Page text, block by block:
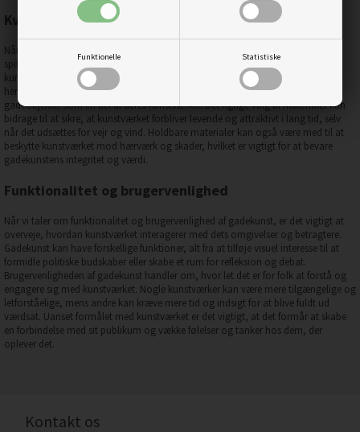
Funktionelle Statistiske
Kvaliteten af materialer i produktionen
Når det kommer til kvaliteten af materialer brugt i produktionen af gadekunst,
spiller valget af materialer en afgørende rolle i holdbarheden og udseendet af
kunstværket. Gadekunstnere kan vælge mellem en række forskellige materialer,
herunder spraymaling, akrylmaling, stencils, affaldsmaterialer og endda
gadeobjekter som en del af deres kunstværker. Det rigtige valg af materialer kan
bidrage til at sikre, at kunstværket forbliver levende og attraktivt i lang tid, selv
når det udsættes for vejr og vind. Holdbare materialer kan også være med til at
beskytte kunstværket mod hærværk og skader, hvilket er vigtigt for at bevare
gadekunstens integritet og værdi.
Funktionalitet og brugervenlighed
Når vi taler om funktionalitet og brugervenlighed af gadekunst, er det vigtigt at
overveje, hvordan kunstværket interagerer med dets omgivelser og betragtere.
Gadekunst kan have forskellige funktioner, alt fra at tilføje visuel interesse til at
formidle politiske budskaber eller skabe et rum for refleksion og debat.
Brugervenligheden af gadekunst handler om, hvor let det er for folk at forstå og
engagere sig med kunstværket. Nogle kunstværker kan være mere tilgængelige og
letforståelige, mens andre kan kræve mere tid og indsigt for at blive fuldt ud
værdsat. Uanset formålet med kunstværket er det vigtigt, at det formår at skabe
en forbindelse med sit publikum og vække følelser og tanker hos dem, der
oplever det.
Kontakt os